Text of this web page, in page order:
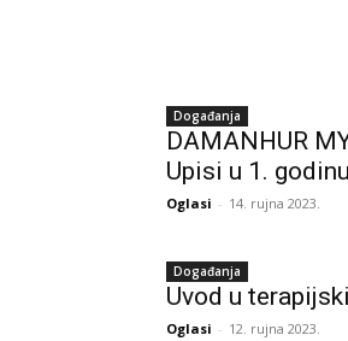
Događanja
DAMANHUR
Upisi u 1. godinu
Oglasi - 14. rujna 2023.
Događanja
Uvod u
Oglasi - 12. rujna 2023.